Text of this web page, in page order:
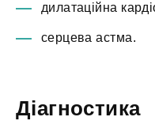
дилатаційна
серцева астма.
Діагностика